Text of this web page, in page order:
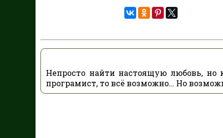
Непросто найти настоящую любовь,
програмист, то всё возможно… Но